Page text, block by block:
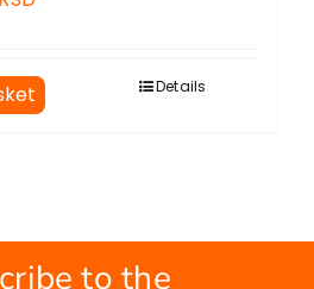
Details
to the